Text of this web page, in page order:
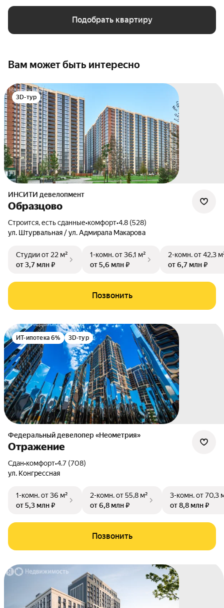
Подобрать квартиру
Вам может быть интересно
3D-тур
ИНСИТИ девелопмент
Образцово
Строится, есть сданные•комфорт•4.8 (528)
ул. Штурвальная / ул. Адмирала Макарова
Студииот 22 м²
от 3,7 млн ₽
1-комн.от 36,1 м²
от 5,6 млн ₽
2-комн.от 42,3
от 6,7 млн ₽
Позвонить
ИТ-ипотека 6% 3D-тур
Федеральный девелопер «Неометрия»
Отражение
Сдан•комфорт•4.7 (708)
ул. Конгрессная
1-комн.от 36 м²
от 5,3 млн ₽
2-комн.от 55,8 м²
от 6,8 млн ₽
3-комн.от 70,3
от 8,8 млн ₽
Позвонить